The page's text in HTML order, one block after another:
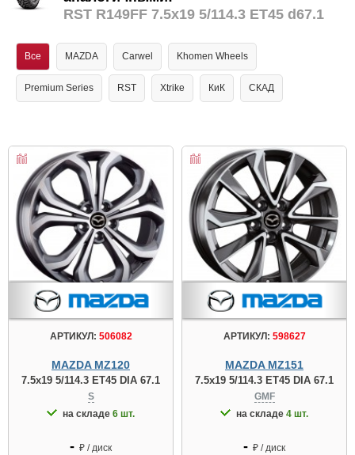
RST R149FF 7.5x19 5/114.3 ET45 d67.1
Все MAZDA Carwel Khomen Wheels
Premium Series RST Xtrike КиК СКАД
АРТИКУЛ: 506082
MAZDA MZ120
7.5x19 5/114.3 ET45 DIA 67.1
S
на складе 6 шт.
- ₽ / диск
АРТИКУЛ: 598627
MAZDA MZ151
7.5x19 5/114.3 ET45 DIA 67.1
GMF
на складе 4 шт.
- ₽ / диск